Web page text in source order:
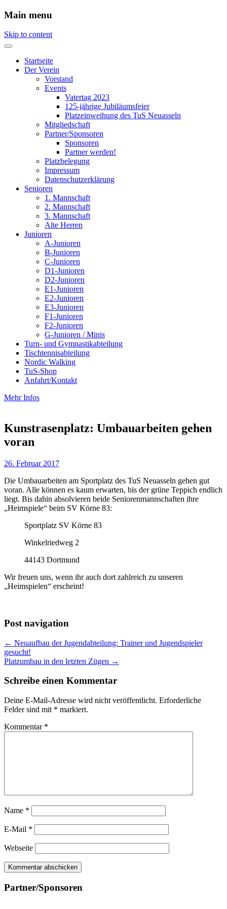
Main menu
Skip to content
Startseite
Der Verein
Vorstand
Events
Vatertag 2023
125-jährige Jubiläumsfeier
Platzeinweihung des TuS Neuasseln
Mitgliedschaft
Partner/Sponsoren
Sponsoren
Partner werden!
Platzbelegung
Impressum
Datenschutzerklärung
Senioren
1. Mannschaft
2. Mannschaft
3. Mannschaft
Alte Herren
Junioren
A-Junioren
B-Junioren
C-Junioren
D1-Junioren
D2-Junioren
E1-Junioren
E2-Junioren
E3-Junioren
F1-Junioren
F2-Junioren
G-Junioren / Minis
Turn- und Gymnastikabteilung
Tischtennisabteilung
Nordic Walking
TuS-Shop
Anfahrt/Kontakt
Mehr Infos
Kunstrasenplatz: Umbauarbeiten gehen
voran
26. Februar 2017
Die Umbauarbeiten am Sportplatz des TuS Neuasseln gehen gut
voran. Alle können es kaum erwarten, bis der grüne Teppich endlich
liegt. Bis dahin absolvieren beide Seniorenmannschaften ihre
„Heimspiele“ beim SV Körne 83:
Sportplatz SV Körne 83
Winkelriedweg 2
44143 Dortmund
Wir freuen uns, wenn ihr auch dort zahlreich zu unseren
„Heimspielen“ erscheint!
Post navigation
← Neuaufbau der Jugendabteilung: Trainer und Jugendspieler
gesucht!
Platzumbau in den letzten Zügen →
Schreibe einen Kommentar
Deine E-Mail-Adresse wird nicht veröffentlicht. Erforderliche
Felder sind mit * markiert.
Kommentar *
Name *
E-Mail *
Webseite
Partner/Sponsoren